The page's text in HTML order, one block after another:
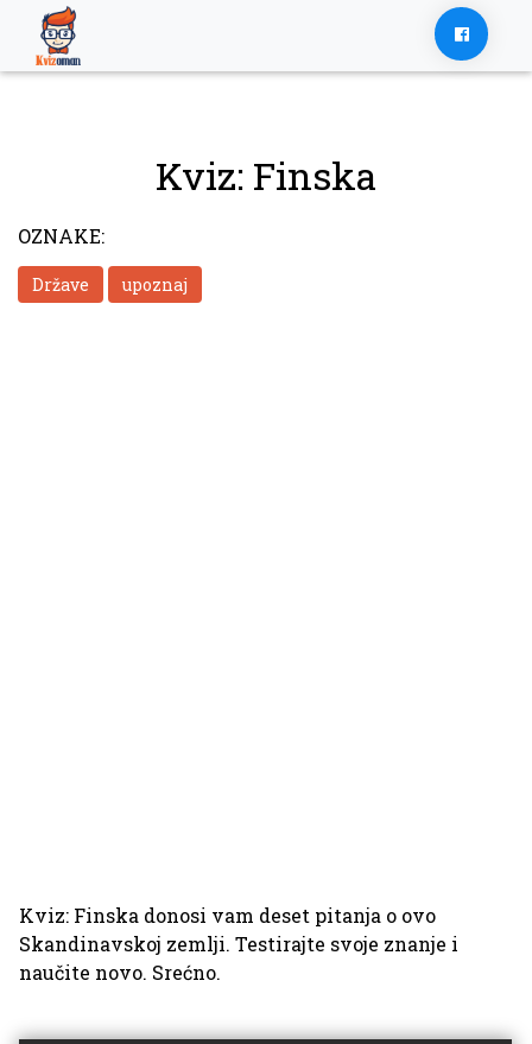
content
Kviz: Finska
OZNAKE:
Države upoznaj
Kviz: Finska donosi vam deset pitanja o ovo
Skandinavskoj zemlji. Testirajte svoje znanje i
naučite novo. Srećno.